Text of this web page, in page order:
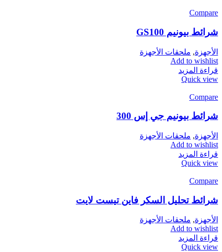
Compare
شرائط بيونيم GS100
الأجهزة, ملحقات الأجهزة
Add to wishlist
قراءة المزيد
Quick view
Compare
شرائط بيونيم جي إس 300
الأجهزة, ملحقات الأجهزة
Add to wishlist
قراءة المزيد
Quick view
Compare
شرائط تحليل السكر فاين تيست لايت
الأجهزة, ملحقات الأجهزة
Add to wishlist
قراءة المزيد
Quick view